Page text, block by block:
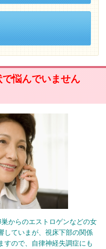
悩んでいません
からのエストロゲンなどの女
していまが、視床下部の関係
すので、自律神経失調症にも